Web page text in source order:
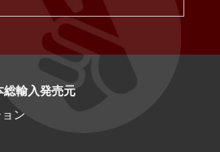
輸入発売元
ン